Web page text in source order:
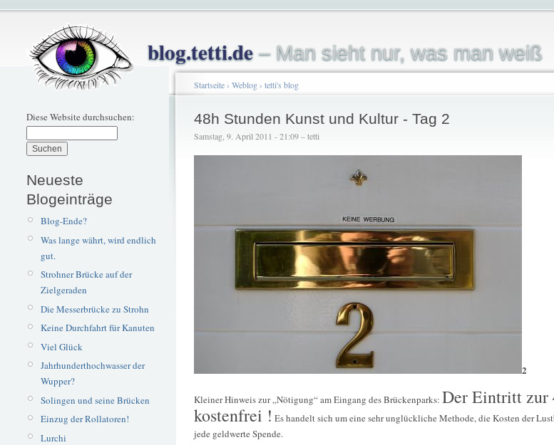
blog.tetti.de– Man sieht nur, was man weiß
Diese Website durchsuchen:
Neueste
Blogeinträge
Blog-Ende?
Was lange währt, wird endlich
gut.
Strohner Brücke auf der
Zielgeraden
Die Messerbrücke zu Strohn
Keine Durchfahrt für Kanuten
Viel Glück
Jahrhunderthochwasser der
Wupper?
Solingen und seine Brücken
Einzug der Rollatoren!
Lurchi
Startseite› Weblog› tetti's blog
48h Stunden Kunst und Kultur - Tag 2
Samstag, 9. April 2011 - 21:09 – tetti
2
Kleiner Hinweis zur „Nötigung“ am Eingang des Brückenparks: Der Eintritt zur
kostenfrei ! Es handelt sich um eine sehr unglückliche Methode, die Kosten der
jede geldwerte Spende.